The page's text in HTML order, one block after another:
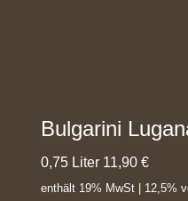
Bulgarini
0,75 Liter 11,90 €
enthält 19% MwSt | 12,5%